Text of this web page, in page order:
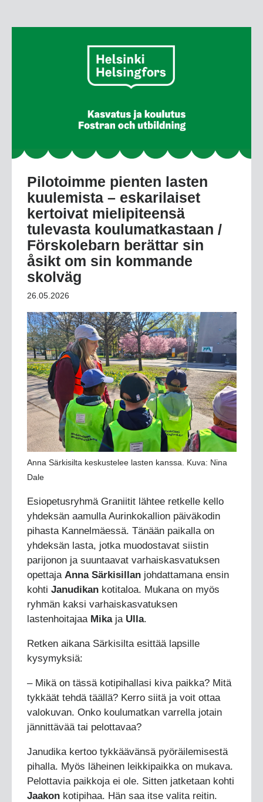
Pilotoimme pienten lasten
kuulemista – eskarilaiset
kertoivat mielipiteensä
tulevasta koulumatkastaan /
Förskolebarn berättar sin
åsikt om sin kommande
skolväg
26.05.2026
Anna Särkisilta keskustelee lasten kanssa. Kuva: Nina
Dale
Esiopetusryhmä Graniitit lähtee retkelle kello
yhdeksän aamulla Aurinkokallion päiväkodin
pihasta Kannelmäessä. Tänään paikalla on
yhdeksän lasta, jotka muodostavat siistin
parijonon ja suuntaavat varhaiskasvatuksen
opettaja Anna Särkisillanjohdattamana ensin
kohti Janudikankotitaloa. Mukana on myös
ryhmän kaksi varhaiskasvatuksen
lastenhoitajaa Mikaja Ulla.
Retken aikana Särkisilta esittää lapsille
kysymyksiä:
– Mikä on tässä kotipihallasi kiva paikka? Mitä
tykkäät tehdä täällä? Kerro siitä ja voit ottaa
valokuvan. Onko koulumatkan varrella jotain
jännittävää tai pelottavaa?
Janudika kertoo tykkäävänsä pyöräilemisestä
pihalla. Myös läheinen leikkipaikka on mukava.
Pelottavia paikkoja ei ole. Sitten jatketaan kohti
Jaakonkotipihaa. Hän saa itse valita reitin.